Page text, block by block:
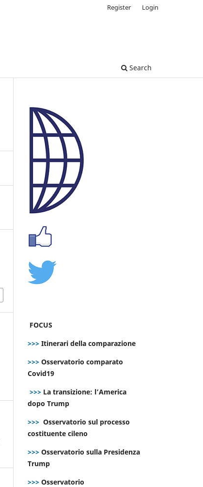
Search
Register Login
FOCUS
>>> Itinerari della comparazione
>>> Osservatorio comparato
Covid19
>>> La transizione: l’America
dopo Trump
>>> Osservatorio sul processo
costituente cileno
>>> Osservatorio sulla Presidenza
Trump
>>> Osservatorio